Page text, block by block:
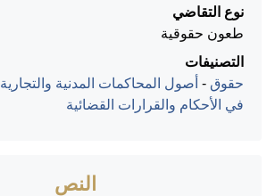
نوع التقاضي
طعون حقوقية
التصنيفات
حقوق - أصول المحاكمات المدنية والتجارية
في الأحكام والقرارات القضائية
النص